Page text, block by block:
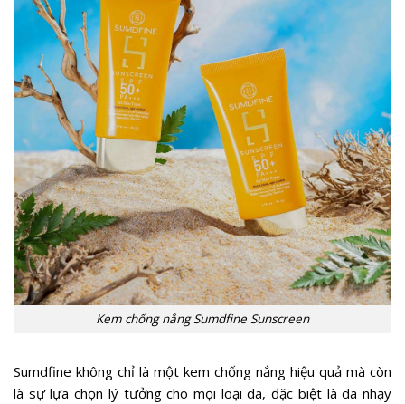
Kem chống nắng Sumdfine Sunscreen
Sumdfine không chỉ là một kem chống nắng hiệu quả mà còn
là sự lựa chọn lý tưởng cho mọi loại da, đặc biệt là da nhạy